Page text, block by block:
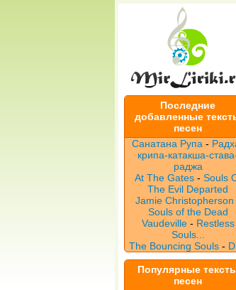
Последние
добавленные
песен
Санатана Рупа -
крипа-катакша-
раджа
At The Gates- Souls
The Evil Departed
Jamie Christopherson
Souls of the Dead
Vaudeville - Restless
Souls...
The Bouncing Souls-
Популярные
песен